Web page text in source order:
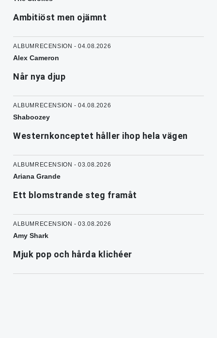
Ambitiöst men ojämnt
ALBUMRECENSION - 04.08.2026
Alex Cameron
Når nya djup
ALBUMRECENSION - 04.08.2026
Shaboozey
Westernkonceptet håller ihop hela vägen
ALBUMRECENSION - 03.08.2026
Ariana Grande
Ett blomstrande steg framåt
ALBUMRECENSION - 03.08.2026
Amy Shark
Mjuk pop och hårda klichéer